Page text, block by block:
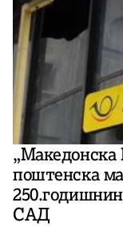
поштенска
САД